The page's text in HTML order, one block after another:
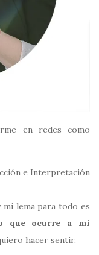
en redes como
e Interpretación
lema para todo es
que ocurre a mi
hacer sentir.